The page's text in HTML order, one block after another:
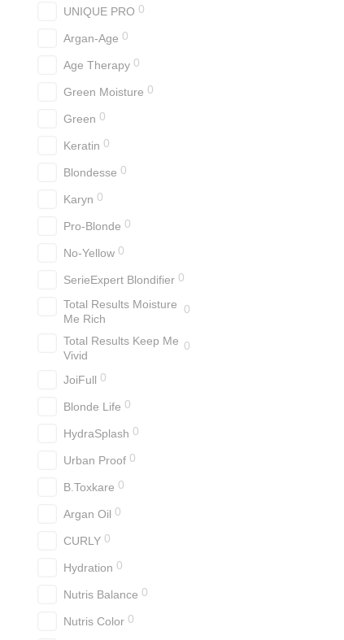
UNIQUE PRO 0
Argan-Age 0
Age Therapy 0
Green Moisture 0
Green 0
Keratin 0
Blondesse 0
Karyn 0
Pro-Blonde 0
No-Yellow 0
SerieExpert Blondifier 0
Total Results Moisture
Me Rich
0
Total Results Keep Me
Vivid
0
JoiFull 0
Blonde Life 0
HydraSplash 0
Urban Proof 0
B.Toxkare 0
Argan Oil 0
CURLY 0
Hydration 0
Nutris Balance 0
Nutris Color 0